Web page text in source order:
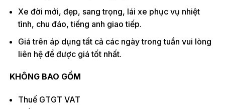
Xe đời mới, đẹp, sang trọng, lái xe phục vụ nhiệt
tình, chu đáo, tiếng anh giao tiếp.
Giá trên áp dụng tất cả các ngày trong tuần vui lòng
liên hệ để được giá tốt nhất.
KHÔNG BAO GỒM
Thuế GTGT VAT